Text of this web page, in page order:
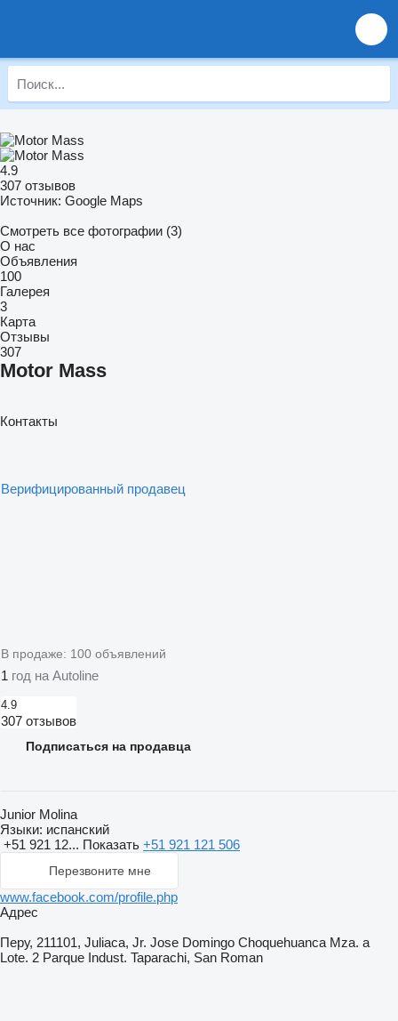
4.9
307 отзывов
Источник: Google Maps
Смотреть все фотографии (3)
О нас
Объявления
100
Галерея
3
Карта
Отзывы
307
Motor Mass
Контакты
Верифицированный продавец
В продаже: 100 объявлений
1 год на Autoline
4.9
307 отзывов
Подписаться на продавца
Junior Molina
Языки: испанский
+51 921 12... Показать +51 921 121 506
Перезвоните мне
www.facebook.com/profile.php
Адрес
Перу, 211101, Juliaca, Jr. Jose Domingo Choquehuanca Mza. a
Lote. 2 Parque Indust. Taparachi, San Roman